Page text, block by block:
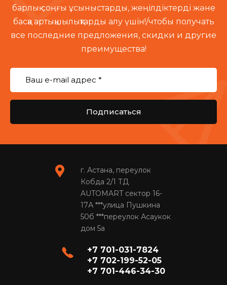
барлық соңғы ұсыныстарды, жеңілдіктерді және
басқа артықшылықтарды алу үшін!/чтобы получать
все последние предложения, скидки и другие
преимущества!
Подписаться
г. Астана, переулок
Кобда 2/1 ТД
AUTOMART сектор 16-
17А ***улица Пушкина
50б ***переулок Асаукок
дом 5а
+7 701-031-7824
+7 702-199-52-05
+7 701-446-34-30